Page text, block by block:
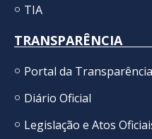
TIA
TRANSPARÊNCIA
Portal da Transparência
Diário Oficial
Legislação e Atos